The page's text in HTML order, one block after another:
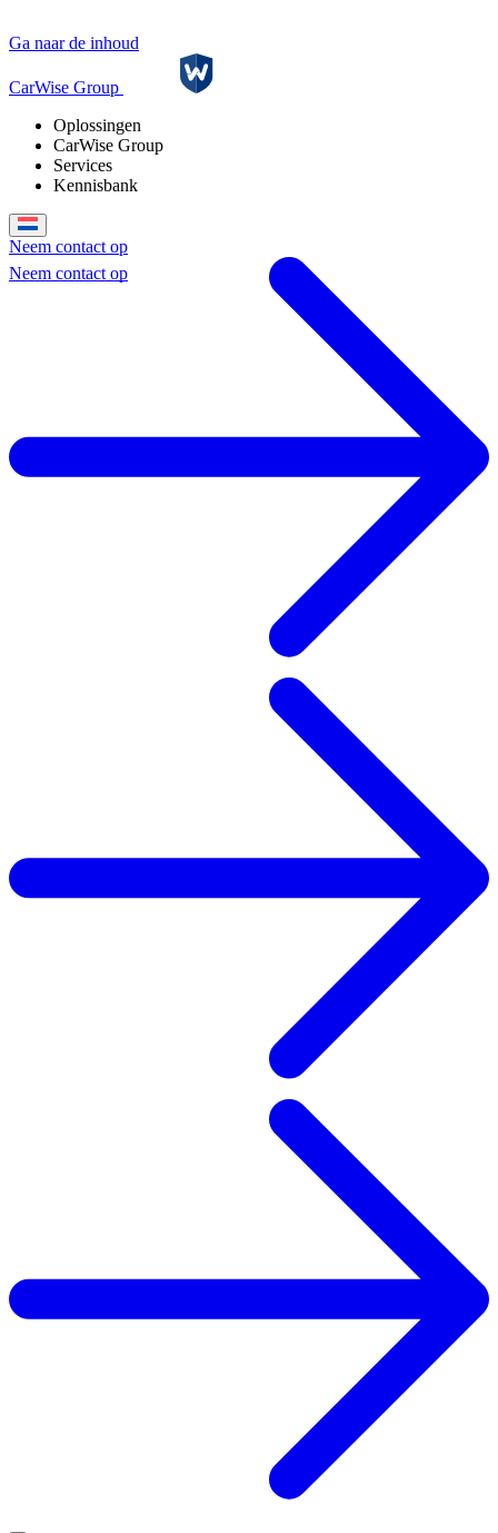
Ga naar de inhoud
CarWise Group
Oplossingen
CarWise Group
Services
Kennisbank
Neem contact op